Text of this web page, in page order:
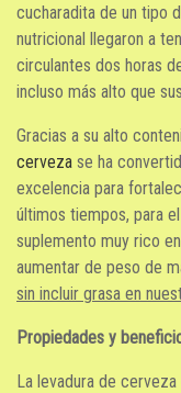
cucharadita de un tipo
nutricional llegaron a
circulantes dos horas
incluso más alto que
Gracias a su alto
cerveza se ha
excelencia para
últimos tiempos, para
suplemento muy rico
aumentar de peso de
sin incluir grasa en
Propiedades y
La levadura de